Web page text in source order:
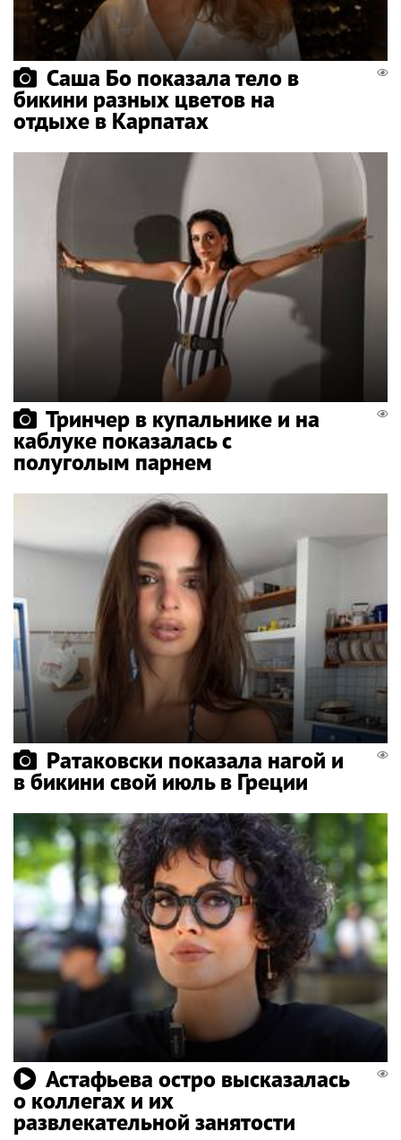
Саша Бо показала тело в
бикини разных цветов на
отдыхе в Карпатах
Тринчер в купальнике и на
каблуке показалась с
полуголым парнем
Ратаковски показала нагой и
в бикини свой июль в Греции
Астафьева остро высказалась
о коллегах и их
развлекательной занятости